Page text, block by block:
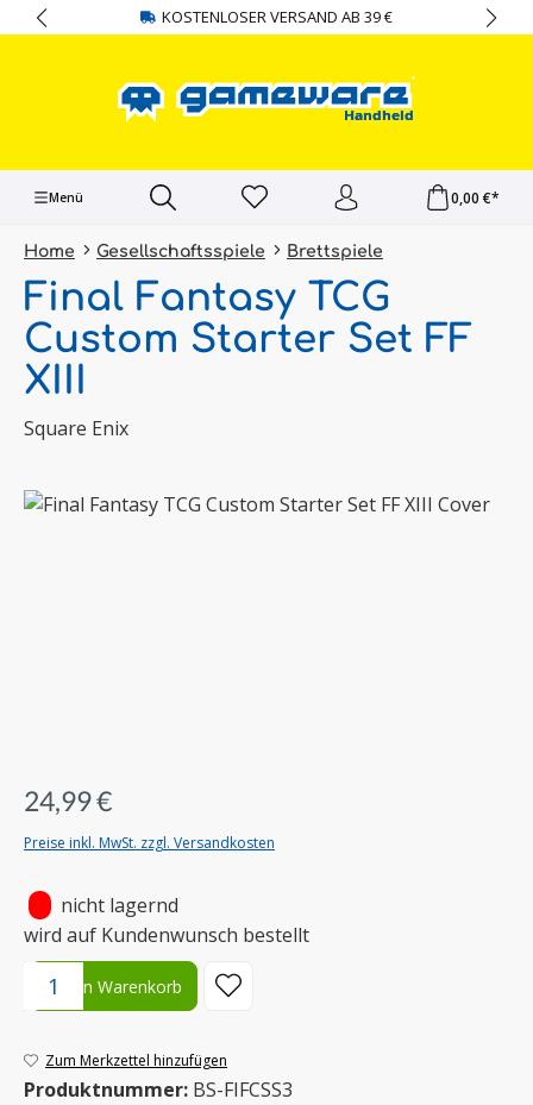
springen KOSTENLOSER VERSAND AB 39 €
Menü 0,00 €*
Home Gesellschaftsspiele Brettspiele
Final Fantasy TCG
Custom Starter Set FF
XIII
Square Enix
Bildergalerie überspringen
24,99 €
Preise inkl. MwSt. zzgl. Versandkosten
nicht lagernd
wird auf Kundenwunsch bestellt
Produkt Anzahl: Gib den gewünschten Wert ein oder benutze
In den Warenkorb
Zum Merkzettel hinzufügen
Produktnummer: BS-FIFCSS3